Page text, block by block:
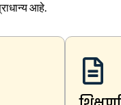
आहे.